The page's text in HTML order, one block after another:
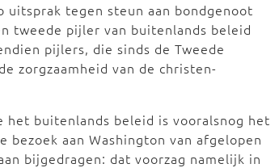
uitsprak tegen steun aan bondgenoot
tweede pijler van buitenlands beleid
pijlers, die sinds de Tweede
zorgzaamheid van de christen-
het buitenlands beleid is vooralsnog het
aan Washington van afgelopen
bijgedragen: dat voorzag namelijk in